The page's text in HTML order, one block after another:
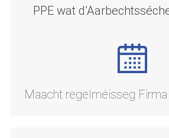
PPE wat
Maacht regelméisseg